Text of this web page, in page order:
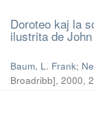
Doroteo kaj la
ilustrita de
Baum, L. Frank;
Broadribb], 2000,